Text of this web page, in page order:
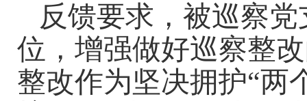
反馈要求， 被巡察党
位，增强做好巡察整
整改作为坚决拥护“两